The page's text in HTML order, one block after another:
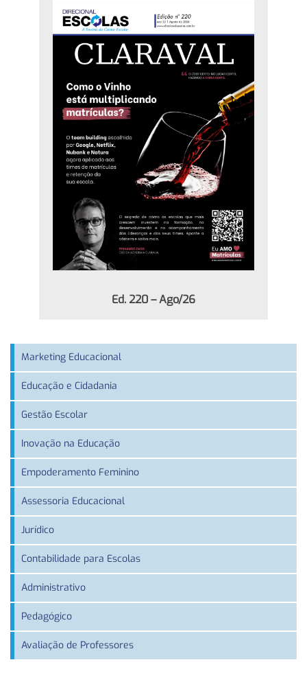
Ed. 220 – Ago/26
Marketing Educacional
Educação e Cidadania
Gestão Escolar
Inovação na Educação
Empoderamento Feminino
Assessoria Educacional
Jurídico
Contabilidade para Escolas
Administrativo
Pedagógico
Avaliação de Professores